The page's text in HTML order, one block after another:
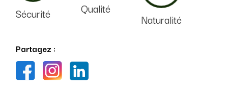
Sécurité Qualité
Naturalité
Partagez :